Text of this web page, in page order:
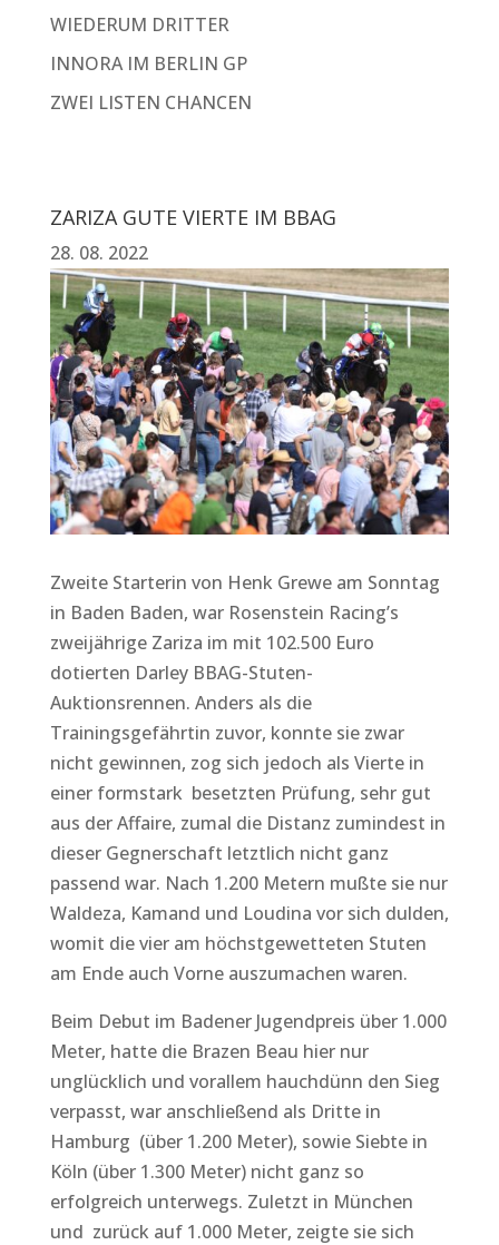
WIEDERUM DRITTER
INNORA IM BERLIN GP
ZWEI LISTEN CHANCEN
ZARIZA GUTE VIERTE IM BBAG
28. 08. 2022
Zweite Starterin von Henk Grewe am Sonntag
in Baden Baden, war Rosenstein Racing’s
zweijährige Zariza im mit 102.500 Euro
dotierten Darley BBAG-Stuten-
Auktionsrennen. Anders als die
Trainingsgefährtin zuvor, konnte sie zwar
nicht gewinnen, zog sich jedoch als Vierte in
einer formstark besetzten Prüfung, sehr gut
aus der Affaire, zumal die Distanz zumindest in
dieser Gegnerschaft letztlich nicht ganz
passend war. Nach 1.200 Metern mußte sie nur
Waldeza, Kamand und Loudina vor sich dulden,
womit die vier am höchstgewetteten Stuten
am Ende auch Vorne auszumachen waren.
Beim Debut im Badener Jugendpreis über 1.000
Meter, hatte die Brazen Beau hier nur
unglücklich und vorallem hauchdünn den Sieg
verpasst, war anschließend als Dritte in
Hamburg (über 1.200 Meter), sowie Siebte in
Köln (über 1.300 Meter) nicht ganz so
erfolgreich unterwegs. Zuletzt in München
und zurück auf 1.000 Meter, zeigte sie sich